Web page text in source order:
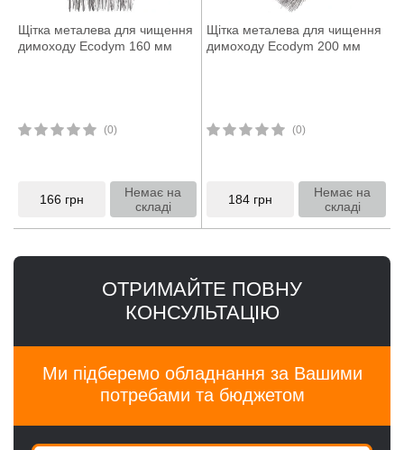
Щітка металева для чищення
димоходу Ecodym 160 мм
(0)
166 грн
Немає на
складі
Щітка металева для чищення
димоходу Ecodym 200 мм
(0)
184 грн
Немає на
складі
ОТРИМАЙТЕ ПОВНУ
КОНСУЛЬТАЦІЮ
Ми підберемо обладнання за Вашими
потребами та бюджетом